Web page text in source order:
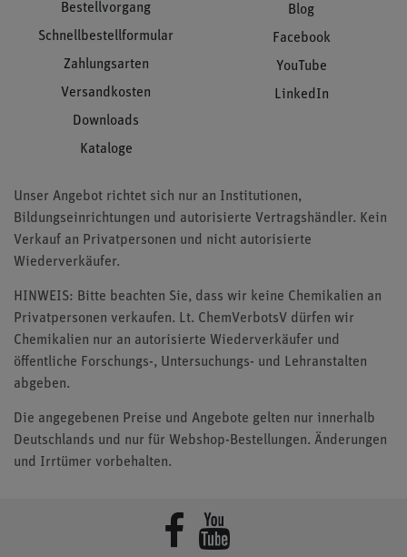
Bestellvorgang
Schnellbestellformular
Zahlungsarten
Versandkosten
Downloads
Kataloge
Blog
Facebook
YouTube
LinkedIn
Unser Angebot richtet sich nur an Institutionen,
Bildungseinrichtungen und autorisierte Vertragshändler. Kein
Verkauf an Privatpersonen und nicht autorisierte
Wiederverkäufer.
HINWEIS: Bitte beachten Sie, dass wir keine Chemikalien an
Privatpersonen verkaufen. Lt. ChemVerbotsV dürfen wir
Chemikalien nur an autorisierte Wiederverkäufer und
öffentliche Forschungs-, Untersuchungs- und Lehranstalten
abgeben.
Die angegebenen Preise und Angebote gelten nur innerhalb
Deutschlands und nur für Webshop-Bestellungen. Änderungen
und Irrtümer vorbehalten.